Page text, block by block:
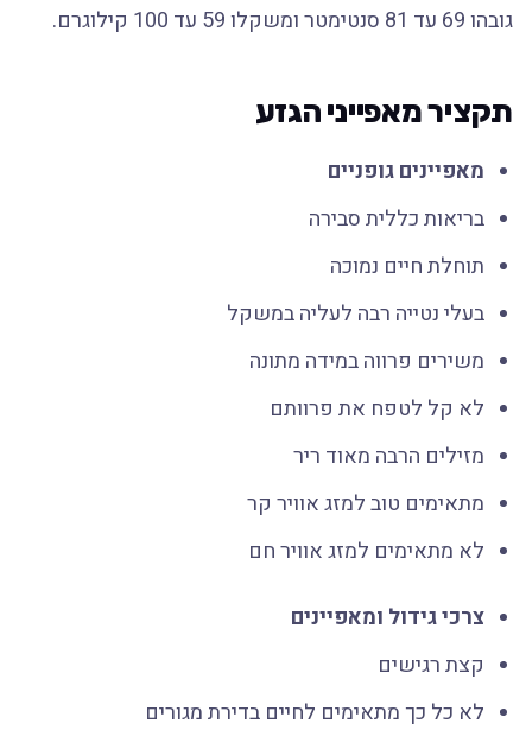
גובהו 69 עד 81 סנטימטר ומשקלו 59 עד 100 קילוגרם.
תקציר מאפייני הגזע
מאפיינים גופניים
בריאות כללית סבירה
תוחלת חיים נמוכה
בעלי נטייה רבה לעליה במשקל
משירים פרווה במידה מתונה
לא קל לטפח את פרוותם
מזילים הרבה מאוד ריר
מתאימים טוב למזג אוויר קר
לא מתאימים למזג אוויר חם
צרכי גידול ומאפיינים
קצת רגישים
לא כל כך מתאימים לחיים בדירת מגורים